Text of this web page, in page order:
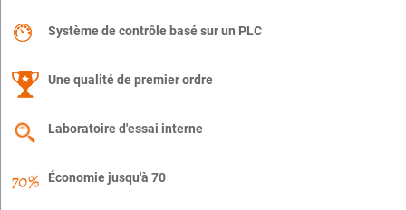
Système de contrôle basé sur un PLC
Une qualité de premier ordre
Laboratoire d'essai interne
Économie jusqu'à 70